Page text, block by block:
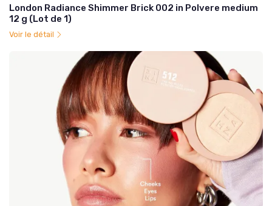
London Radiance Shimmer Brick 002 in Polvere medium
12 g (Lot de 1)
Voir le détail